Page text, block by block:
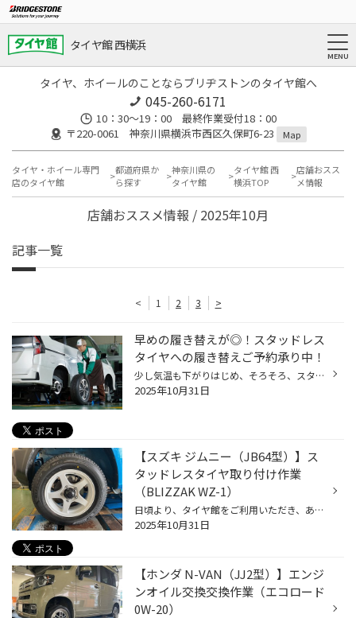
タイヤ館 西横浜
タイヤ、ホイールのことならブリヂストンのタイヤ館へ
045-260-6171
10：30～19：00 最終作業受付18：00
〒220-0061 神奈川県横浜市西区久保町6-23
Map
タイヤ・ホイール専門
店のタイヤ館
都道府県か
ら探す
神奈川県の
タイヤ館
タイヤ館 西
横浜TOP
店舗おスス
メ情報
店舗おススメ情報 / 2025年10月
記事一覧
< 1 2 3 >
早めの履き替えが◎！スタッドレス
タイヤへの履き替えご予約承り中！
少し気温も下がりはじめ、そろそろ、スタッドレスタイヤへの履き替えを検討されている方も いらっしゃると思います。 今回は「タイヤ履き替え」についてご紹介します。 「タイヤの履き替えは早いほうがいい？」 雪が降る、まさにその直前に履き替えたい！というお客様の声もございますが、 履き替え...
2025年10月31日
【スズキ ジムニー（JB64型）】ス
タッドレスタイヤ取り付け作業
（BLIZZAK WZ-1）
日頃より、タイヤ館をご利用いただき、ありがとうございます。 さて、当店と同じチェーン店の近隣タイヤ館店舗で作業いたしましたタイヤ交換作業をご紹介します。 （WEB掲載をご快諾いただきましたお客様！大変感謝しております。 いつもご愛顧いただき誠にありがとうございます！！） おクルマ：ス...
2025年10月31日
【ホンダ N-VAN（JJ2型）】エンジ
ンオイル交換交換作業（エコロード
0W-20）